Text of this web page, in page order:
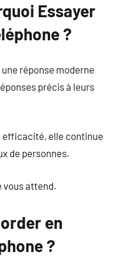
Essayer
?
réponse moderne
précis à leurs
elle continue
de personnes.
vous attend.
en
?